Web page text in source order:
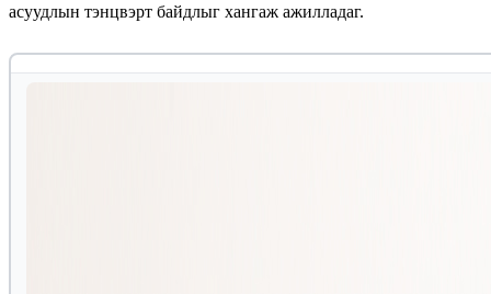
асуудлын тэнцвэрт байдлыг хангаж ажилладаг.